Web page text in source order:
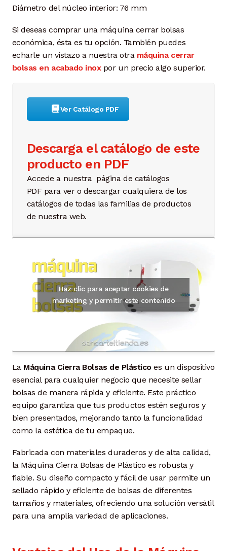
Diámetro del núcleo interior: 76 mm
Si deseas comprar una máquina cerrar bolsas
económica, ésta es tu opción. También puedes
echarle un vistazo a nuestra otra máquina cerrar
bolsas en acabado inoxpor un precio algo superior.
Ver Catálogo PDF
Descarga el catálogo de este
producto en PDF
Accede a nuestra página de catálogos
PDF para ver o descargar cualquiera de los
catálogos de todas las familias de productos
de nuestra web.
Haz clic para aceptar cookies de
marketing y permitir este contenido
La Máquina Cierra Bolsas de Plásticoes un dispositivo
esencial para cualquier negocio que necesite sellar
bolsas de manera rápida y eficiente. Este práctico
equipo garantiza que tus productos estén seguros y
bien presentados, mejorando tanto la funcionalidad
como la estética de tu empaque.
Fabricada con materiales duraderos y de alta calidad,
la Máquina Cierra Bolsas de Plástico es robusta y
fiable. Su diseño compacto y fácil de usar permite un
sellado rápido y eficiente de bolsas de diferentes
tamaños y materiales, ofreciendo una solución versátil
para una amplia variedad de aplicaciones.